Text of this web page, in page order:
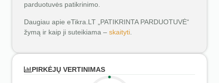
parduotuvės patikrinimo.
Daugiau apie eTikra.LT „PATIKRINTA PARDUOTUVĖ“
žymą ir kaip ji suteikiama – skaityti
PIRKĖJŲ VERTINIMAS